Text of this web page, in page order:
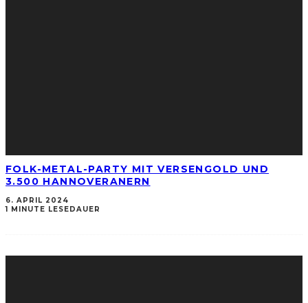
FOLK-METAL-PARTY MIT VERSENGOLD UND
3.500 HANNOVERANERN
6. APRIL 2024
1 MINUTE LESEDAUER